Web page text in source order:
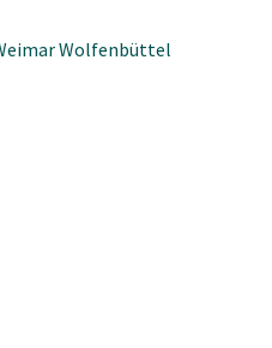
Wolfenbüttel